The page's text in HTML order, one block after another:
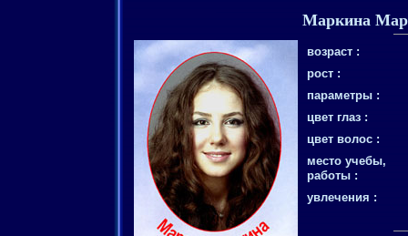
Маркина
возраст :
рост :
параметры :
цвет глаз :
цвет волос :
место учебы,
работы :
увлечения :